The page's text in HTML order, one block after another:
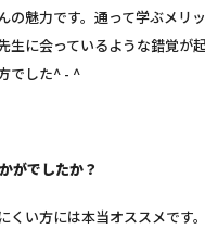
の魅力です。通って学ぶメリ
生に会っているような錯覚が
でした^ - ^
がでしたか？
くい方には本当オススメです